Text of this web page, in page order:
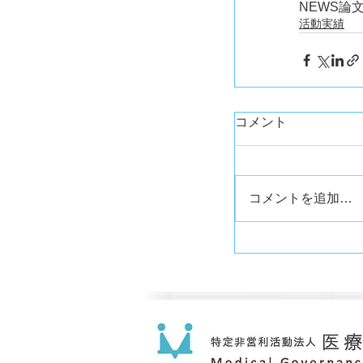
NEWS論
活動実績
コメント
コメントを追加…